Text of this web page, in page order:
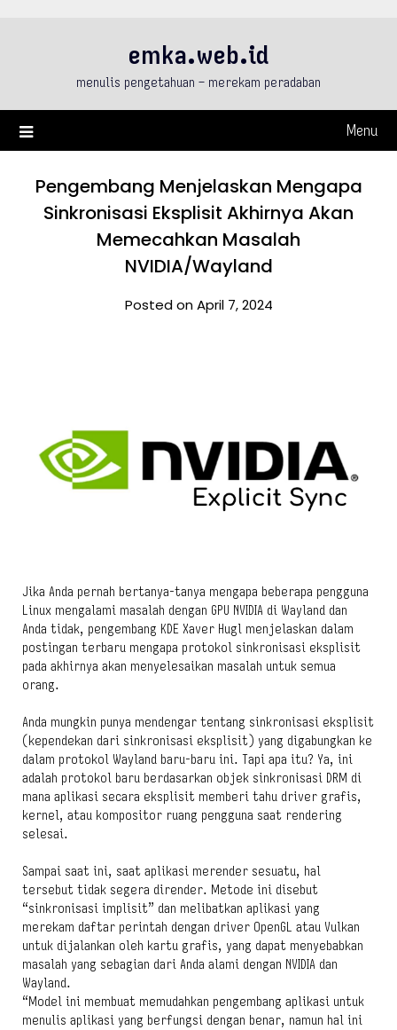
emka.web.id
menulis pengetahuan – merekam peradaban
Menu
Pengembang Menjelaskan Mengapa
Sinkronisasi Eksplisit Akhirnya Akan
Memecahkan Masalah
NVIDIA/Wayland
Posted on April 7, 2024
Jika Anda pernah bertanya-tanya mengapa beberapa pengguna
Linux mengalami masalah dengan GPU NVIDIA di Wayland dan
Anda tidak, pengembang KDE Xaver Hugl menjelaskan dalam
postingan terbaru mengapa protokol sinkronisasi eksplisit
pada akhirnya akan menyelesaikan masalah untuk semua
orang.
Anda mungkin punya mendengar tentang sinkronisasi eksplisit
(kependekan dari sinkronisasi eksplisit) yang digabungkan ke
dalam protokol Wayland baru-baru ini. Tapi apa itu? Ya, ini
adalah protokol baru berdasarkan objek sinkronisasi DRM di
mana aplikasi secara eksplisit memberi tahu driver grafis,
kernel, atau kompositor ruang pengguna saat rendering
selesai.
Sampai saat ini, saat aplikasi merender sesuatu, hal
tersebut tidak segera dirender. Metode ini disebut
“sinkronisasi implisit” dan melibatkan aplikasi yang
merekam daftar perintah dengan driver OpenGL atau Vulkan
untuk dijalankan oleh kartu grafis, yang dapat menyebabkan
masalah yang sebagian dari Anda alami dengan NVIDIA dan
Wayland.
“Model ini membuat memudahkan pengembang aplikasi untuk
menulis aplikasi yang berfungsi dengan benar, namun hal ini